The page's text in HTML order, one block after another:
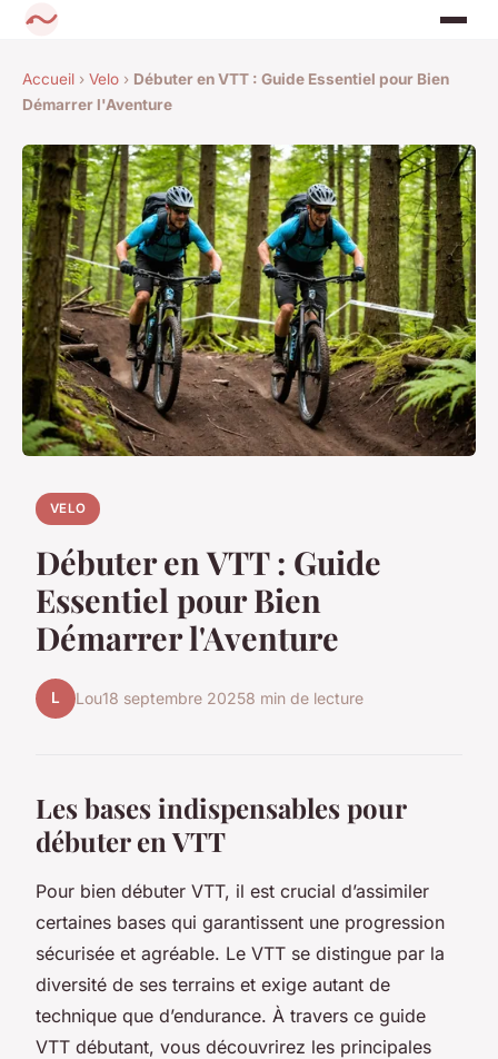
Accueil › Velo › Débuter en VTT : Guide Essentiel pour Bien
Démarrer l'Aventure
VELO
Débuter en VTT : Guide
Essentiel pour Bien
Démarrer l'Aventure
L Lou18 septembre 20258 min de lecture
Les bases indispensables pour
débuter en VTT
Pour bien débuter VTT, il est crucial d’assimiler
certaines bases qui garantissent une progression
sécurisée et agréable. Le VTT se distingue par la
diversité de ses terrains et exige autant de
technique que d’endurance. À travers ce guide
VTT débutant, vous découvrirez les principales